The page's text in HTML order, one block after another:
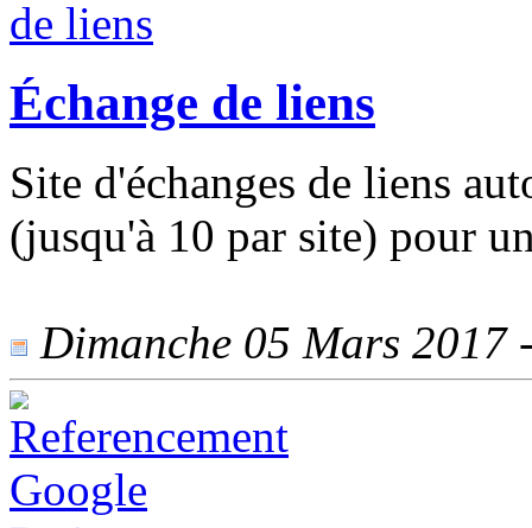
Échange de liens
Site d'échanges de liens
(jusqu'à 10 par site) pour
Dimanche 05 Mars 2017